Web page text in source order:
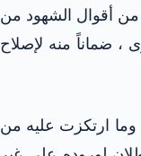
من أقوال الشهود من
، ضماناً منه لإصلاح
وما ارتكزت عليه من